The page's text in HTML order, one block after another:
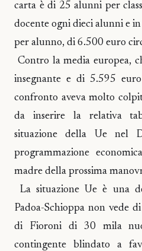
carta è di 25 alunni per
docente ogni dieci alunni e in
per alunno, di 6.500 euro
Contro la media europea,
insegnante e di 5.595
confronto aveva molto
da inserire la relativa
situazione della Ue nel
programmazione
madre della prossima
La situazione Ue è una
Padoa-Schioppa non vede
di Fioroni di 30 mila
contingente blindato a